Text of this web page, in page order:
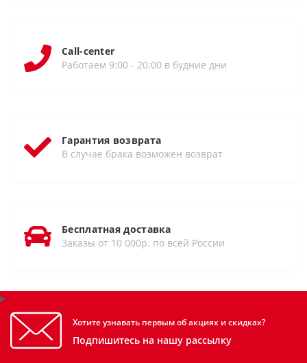
Call-center
Работаем 9:00 - 20:00 в будние дни
Гарантия возврата
В случае брака возможен возврат
Бесплатная доставка
Заказы от 10 000р. по всей России
Хотите узнавать первым об акциях и скидках?
Подпишитесь на нашу рассылку